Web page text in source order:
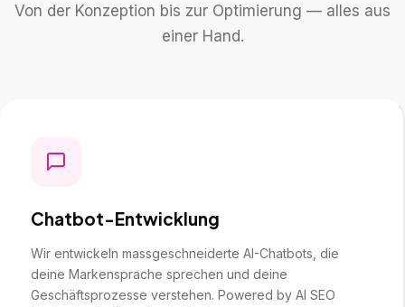
Von der Konzeption bis zur Optimierung — alles aus
einer Hand.
Chatbot-Entwicklung
Wir entwickeln massgeschneiderte AI-Chatbots, die
deine Markensprache sprechen und deine
Geschäftsprozesse verstehen. Powered by AI SEO